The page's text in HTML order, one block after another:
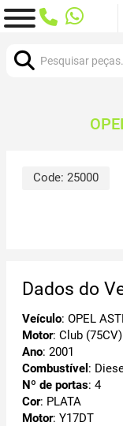
Code: 25000
Dados do
Veículo: OPEL
Motor: Club (75CV)
Ano: 2001
Combustível :
Nº de portas: 4
Cor: PLATA
Motor: Y17DT